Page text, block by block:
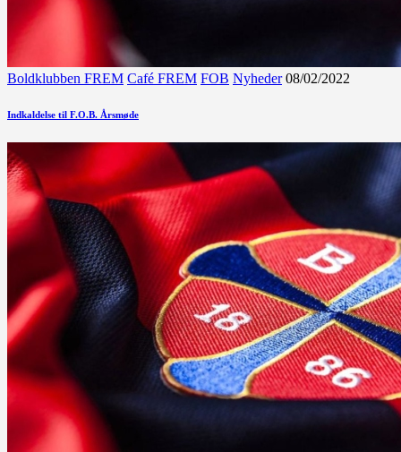
Boldklubben FREM Café FREM FOB Nyheder 08/02/2022
Indkaldelse til F.O.B. Årsmøde